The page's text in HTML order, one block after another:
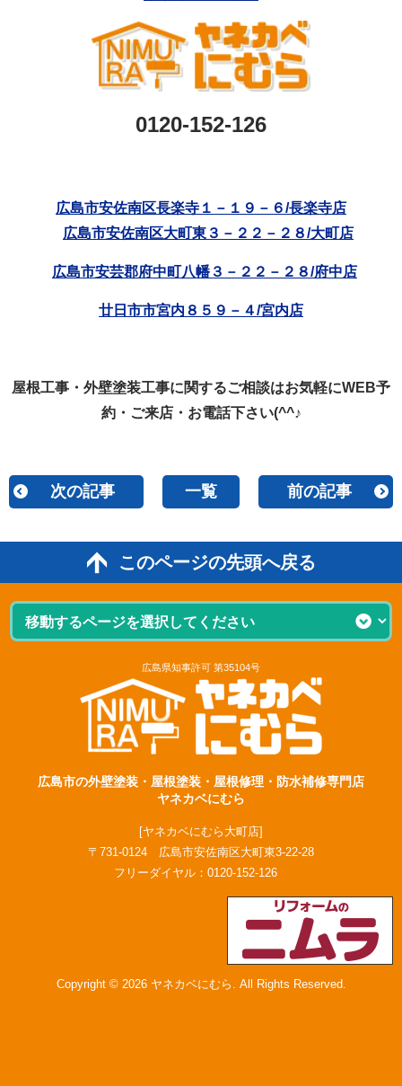
0120-152-126
広島市安佐南区長楽寺１－１９－６/長楽寺店
広島市安佐南区大町東３－２２－２８/大町店
広島市安芸郡府中町八幡３－２２－２８/府中店
廿日市市宮内８５９－４/宮内店
屋根工事・外壁塗装工事に関するご相談はお気軽にWEB予
約・ご来店・お電話下さい(^^♪
次の記事 一覧 前の記事
このページの先頭へ戻る
広島県知事許可 第35104号
広島市の外壁塗装・屋根塗装・屋根修理・防水補修専門店
ヤネカベにむら
[ヤネカベにむら大町店]
〒731-0124 広島市安佐南区大町東3-22-28
フリーダイヤル： 0120-152-126
Copyright © 2026 ヤネカベにむら. All Rights Reserved.